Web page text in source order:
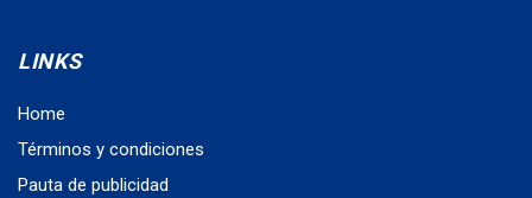
LINKS
Home
Términos y condiciones
Pauta de publicidad